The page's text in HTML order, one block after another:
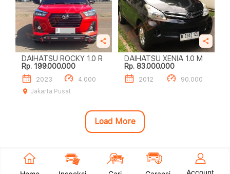
DAIHATSU ROCKY 1.0 R
Rp. 199.000.000
2023
4.000
Jakarta Pusat
DAIHATSU XENIA 1.0 M
Rp. 83.000.000
2012 90.000
Load More
Account